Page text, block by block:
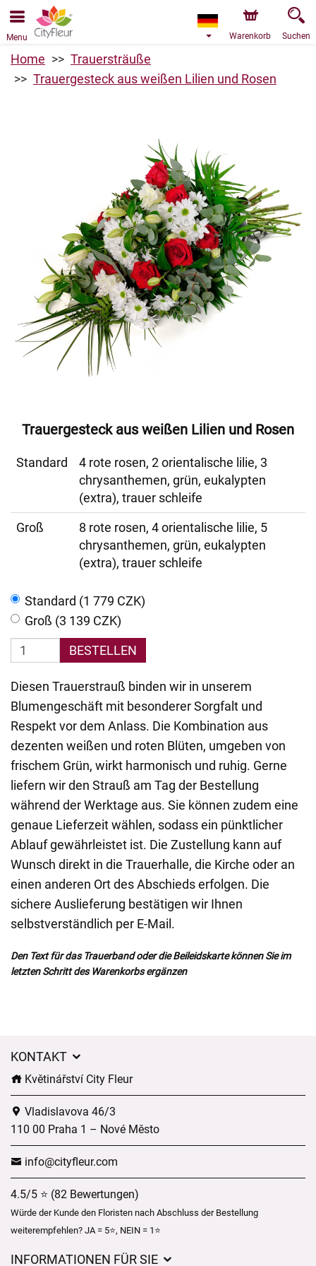
Bestellungen über unseren Onlineshop nehmen wir gerne
entgegen. Der frühestmögliche Liefertermin ist ab dem
09.08.2026 aufgrund von Betriebsurlaub.
Menu Warenkorb Suchen
Home
Trauersträuße
Trauergesteck aus weißen Lilien und Rosen
Trauergesteck aus weißen Lilien und Rosen
Standard
4 rote rosen, 2 orientalische lilie, 3
chrysanthemen, grün, eukalypten
(extra), trauer schleife
Groß
8 rote rosen, 4 orientalische lilie, 5
chrysanthemen, grün, eukalypten
(extra), trauer schleife
Standard (1 779 CZK)
Groß (3 139 CZK)
BESTELLEN
Diesen Trauerstrauß binden wir in unserem
Blumengeschäft mit besonderer Sorgfalt und
Respekt vor dem Anlass. Die Kombination aus
dezenten weißen und roten Blüten, umgeben von
frischem Grün, wirkt harmonisch und ruhig. Gerne
liefern wir den Strauß am Tag der Bestellung
während der Werktage aus. Sie können zudem eine
genaue Lieferzeit wählen, sodass ein pünktlicher
Ablauf gewährleistet ist. Die Zustellung kann auf
Wunsch direkt in die Trauerhalle, die Kirche oder an
einen anderen Ort des Abschieds erfolgen. Die
sichere Auslieferung bestätigen wir Ihnen
selbstverständlich per E-Mail.
Den Text für das Trauerband oder die Beileidskarte können Sie im
letzten Schritt des Warenkorbs ergänzen
KONTAKT
Květinářství City Fleur
Vladislavova 46/3
110 00 Praha 1 – Nové Město
info@cityfleur.com
4.5/5 ⭐ (82 Bewertungen)
Würde der Kunde den Floristen nach Abschluss der Bestellung
weiterempfehlen? JA = 5⭐, NEIN = 1⭐
INFORMATIONEN FÜR SIE